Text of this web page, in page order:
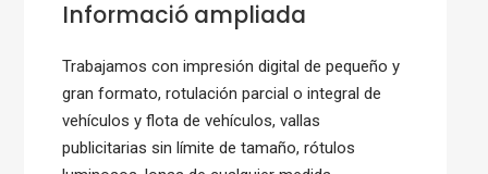
Informació ampliada
Trabajamos con impresión digital de pequeño y
gran formato, rotulación parcial o integral de
vehículos y flota de vehículos, vallas
publicitarias sin límite de tamaño, rótulos